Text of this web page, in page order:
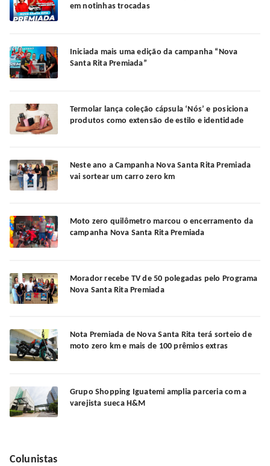
em notinhas trocadas
Iniciada mais uma edição da campanha “Nova
Santa Rita Premiada”
Termolar lança coleção cápsula ‘Nós’ e posiciona
produtos como extensão de estilo e identidade
Neste ano a Campanha Nova Santa Rita Premiada
vai sortear um carro zero km
Moto zero quilômetro marcou o encerramento da
campanha Nova Santa Rita Premiada
Morador recebe TV de 50 polegadas pelo Programa
Nova Santa Rita Premiada
Nota Premiada de Nova Santa Rita terá sorteio de
moto zero km e mais de 100 prêmios extras
Grupo Shopping Iguatemi amplia parceria com a
varejista sueca H&M
Colunistas